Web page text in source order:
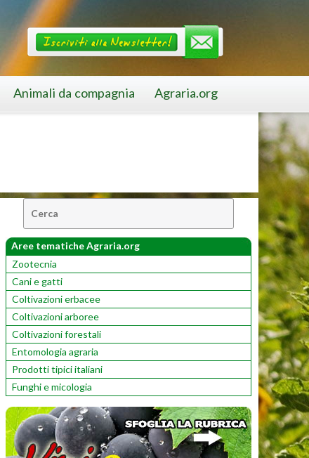
Animali da compagnia Agraria.org
Aree tematiche Agraria.org
Zootecnia
Cani e gatti
Coltivazioni erbacee
Coltivazioni arboree
Coltivazioni forestali
Entomologia agraria
Prodotti tipici italiani
Funghi e micologia